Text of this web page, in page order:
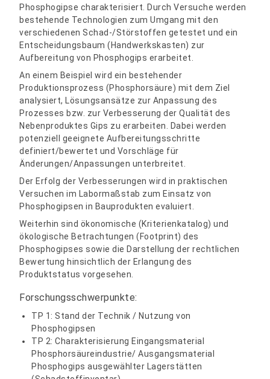
Phosphogipse charakterisiert. Durch Versuche werden
bestehende Technologien zum Umgang mit den
verschiedenen Schad-/Störstoffen getestet und ein
Entscheidungsbaum (Handwerkskasten) zur
Aufbereitung von Phosphogips erarbeitet.
An einem Beispiel wird ein bestehender
Produktionsprozess (Phosphorsäure) mit dem Ziel
analysiert, Lösungsansätze zur Anpassung des
Prozesses bzw. zur Verbesserung der Qualität des
Nebenproduktes Gips zu erarbeiten. Dabei werden
potenziell geeignete Aufbereitungsschritte
definiert/bewertet und Vorschläge für
Änderungen/Anpassungen unterbreitet.
Der Erfolg der Verbesserungen wird in praktischen
Versuchen im Labormaßstab zum Einsatz von
Phosphogipsen in Bauprodukten evaluiert.
Weiterhin sind ökonomische (Kriterienkatalog) und
ökologische Betrachtungen (Footprint) des
Phosphogipses sowie die Darstellung der rechtlichen
Bewertung hinsichtlich der Erlangung des
Produktstatus vorgesehen.
Forschungsschwerpunkte:
TP 1: Stand der Technik / Nutzung von
Phosphogipsen
TP 2: Charakterisierung Eingangsmaterial
Phosphorsäureindustrie/ Ausgangsmaterial
Phosphogips ausgewählter Lagerstätten